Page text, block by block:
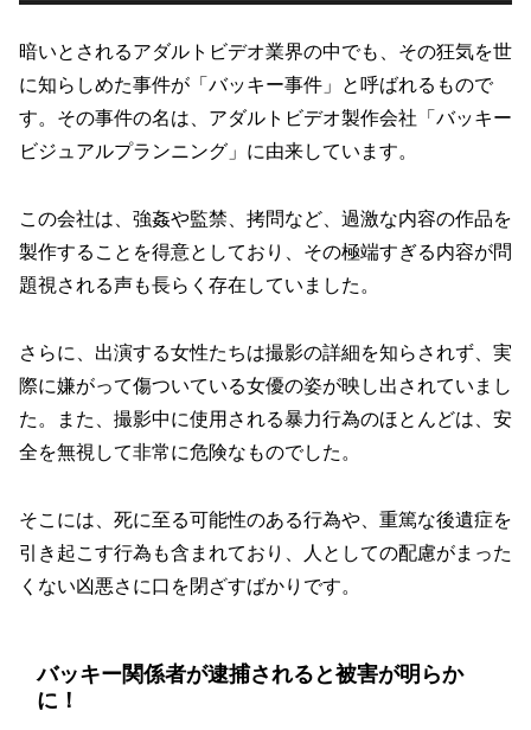
暗いとされるアダルトビデオ業界の中でも、その狂気を世
に知らしめた事件が「バッキー事件」と呼ばれるもので
す。その事件の名は、アダルトビデオ製作会社「バッキー
ビジュアルプランニング」に由来しています。
この会社は、強姦や監禁、拷問など、過激な内容の作品を
製作することを得意としており、その極端すぎる内容が問
題視される声も長らく存在していました。
さらに、出演する女性たちは撮影の詳細を知らされず、実
際に嫌がって傷ついている女優の姿が映し出されていまし
た。また、撮影中に使用される暴力行為のほとんどは、安
全を無視して非常に危険なものでした。
そこには、死に至る可能性のある行為や、重篤な後遺症を
引き起こす行為も含まれており、人としての配慮がまった
くない凶悪さに口を閉ざすばかりです。
バッキー関係者が逮捕されると被害が明らか
に！